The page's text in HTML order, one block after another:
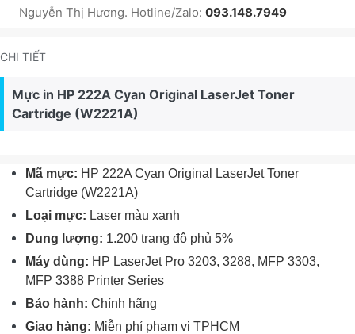
Nguyễn Thị Hương. Hotline/Zalo: 093.148.7949
CHI TIẾT
Mực in HP 222A Cyan Original LaserJet Toner
Cartridge (W2221A)
Mã mực: HP 222A Cyan Original LaserJet Toner
Cartridge (W2221A)
Loại mực: Laser màu xanh
Dung lượng: 1.200 trang độ phủ 5%
Máy dùng: HP LaserJet Pro 3203, 3288, MFP 3303,
MFP 3388 Printer Series
Bảo hành: Chính hãng
Giao hàng: Miễn phí phạm vi TPHCM